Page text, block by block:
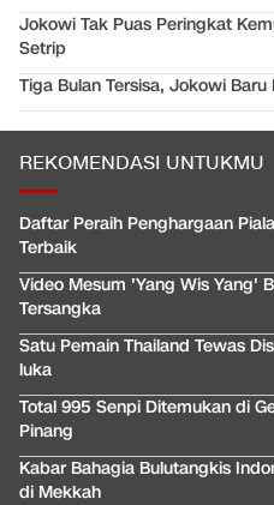
Jokowi Tak Puas Peringkat
Setrip
Tiga Bulan Tersisa, Jokowi
REKOMENDASI UNTUKMU
Daftar Peraih Penghargaan
Terbaik
Video Mesum 'Yang Wis Yang'
Tersangka
Satu Pemain Thailand Tewas
luka
Total 995 Senpi Ditemukan di
Pinang
Kabar Bahagia Bulutangkis
di Mekkah